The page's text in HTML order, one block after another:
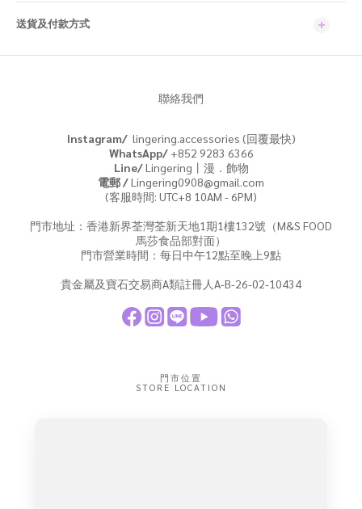
送貨及付款方式
聯絡我們
Instagram/ lingering.accessories (回覆最快)
WhatsApp/+852 9283 6366
Line/Lingering丨漫．飾物
電郵 /Lingering0908@gmail.com
(客服時間: UTC+8 10AM - 6PM)
門市地址：香港新界荃灣荃新天地1期1樓132號（M&S FOOD
馬莎食品部對面）
門市營業時間：每日中午12點至晚上9點
貴金屬及寶石交易商A類註冊人A-B-26-02-10434
門市位置
STORE LOCATION